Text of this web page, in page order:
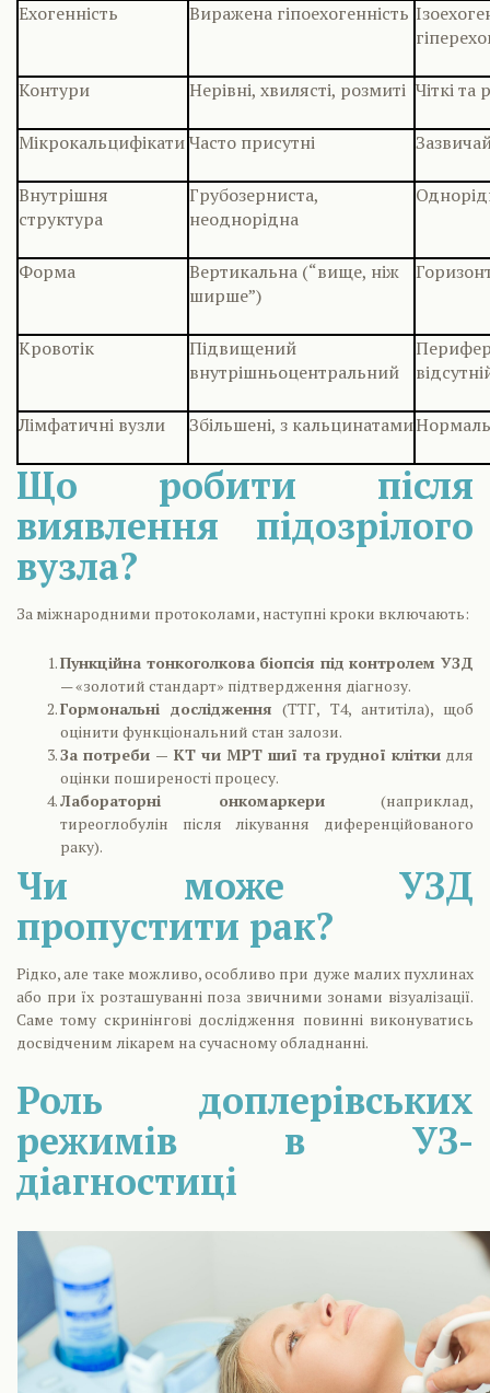
Ехогенність Виражена гіпоехогенність
Контури Нерівні, хвилясті, розмиті Чіткі та
МікрокальцифікатиЧасто присутні
Внутрішня
структура
Грубозерниста,
неоднорідна
Форма
Вертикальна (“вище, ніж
ширше”)
Кровотік
Підвищений
внутрішньоцентральний
Лімфатичні вузли Збільшені, з кальцинатами
Що робити після
виявлення підозрілого
вузла?
За міжнародними протоколами, наступні кроки включають:
Пункційна тонкоголкова біопсія під контролем УЗД
— «золотий стандарт» підтвердження діагнозу.
Гормональні дослідження (ТТГ, Т4, антитіла), щоб
оцінити функціональний стан залози.
За потреби — КТ чи МРТ шиї та грудної клітки для
оцінки поширеності процесу.
Лабораторні онкомаркери(наприклад,
тиреоглобулін після лікування диференційованого
раку).
Чи може УЗД
пропустити рак?
Рідко, але таке можливо, особливо при дуже малих пухлинах
або при їх розташуванні поза звичними зонами візуалізації.
Саме тому скринінгові дослідження повинні виконуватись
досвідченим лікарем на сучасному обладнанні.
Роль доплерівських
режимів в УЗ-
діагностиці